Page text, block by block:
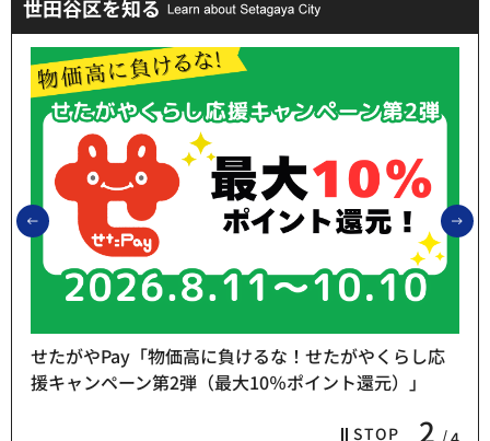
世田谷区を知る
前のスライドを表示
STOP 2
せたがやPay「物価高に負けるな！せたがやくらし応
援キャンペーン第2弾（最大10％ポイント還元）」